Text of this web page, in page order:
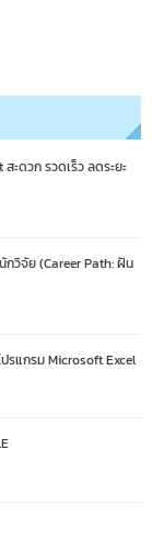
ะดวก รวดเร็ว ลดระยะ
กวิจัย (Career Path: ฝัน
ปรแกรม Microsoft Excel